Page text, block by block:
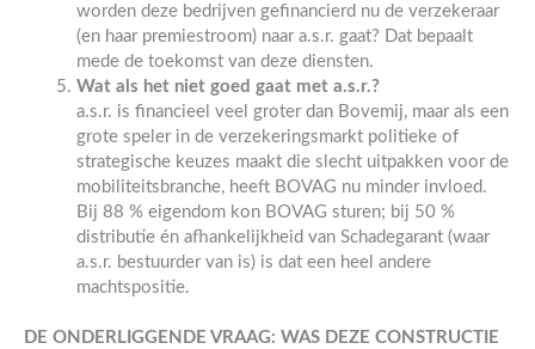
worden deze bedrijven gefinancierd nu de verzekeraar
(en haar premiestroom) naar a.s.r. gaat? Dat bepaalt
mede de toekomst van deze diensten.
Wat als het niet goed gaat met a.s.r.?
a.s.r. is financieel veel groter dan Bovemij, maar als een
grote speler in de verzekeringsmarkt politieke of
strategische keuzes maakt die slecht uitpakken voor de
mobiliteitsbranche, heeft BOVAG nu minder invloed.
Bij 88 % eigendom kon BOVAG sturen; bij 50 %
distributie én afhankelijkheid van Schadegarant (waar
a.s.r. bestuurder van is) is dat een heel andere
machtspositie.
DE ONDERLIGGENDE VRAAG: WAS DEZE CONSTRUCTIE